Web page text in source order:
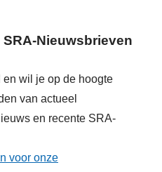
Nieuwsbrieven
en wil je op de hoogte
van actueel
en recente SRA-
voor onze